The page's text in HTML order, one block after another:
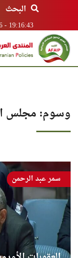
البحث
- 19:16:43
وسوم: مجلس
سمر عبد الرحمن